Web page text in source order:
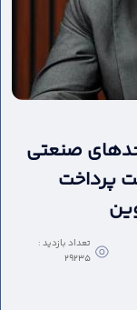
صنعتی
پرداخت
تعداد بازدید :
29235